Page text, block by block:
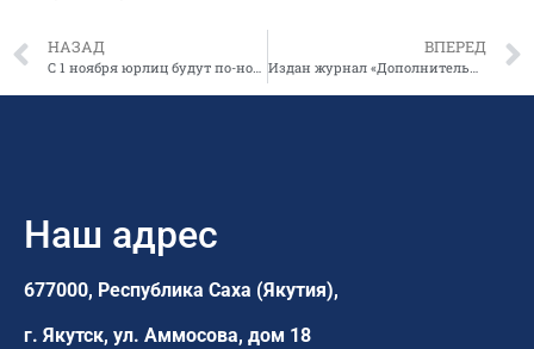
НАЗАД ВПЕРЕД
Наш адрес
677000, Республика Саха (Якутия),
г. Якутск, ул. Аммосова, дом 18